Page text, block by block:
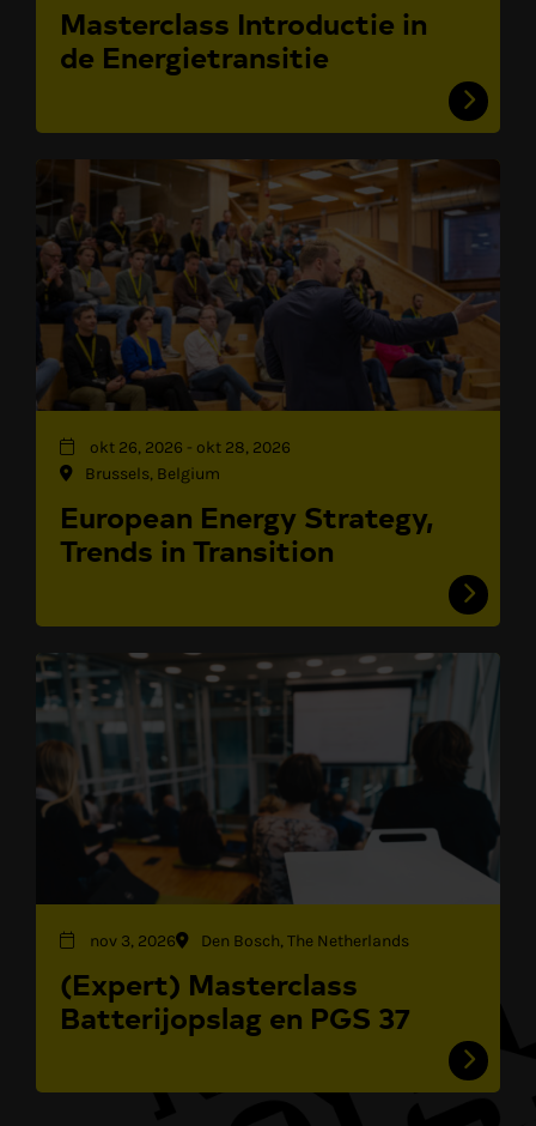
Masterclass Introductie in
de Energietransitie
okt 26, 2026 - okt 28, 2026
Brussels, Belgium
European Energy Strategy,
Trends in Transition
nov 3, 2026 Den Bosch, The Netherlands
(Expert) Masterclass
Batterijopslag en PGS 37